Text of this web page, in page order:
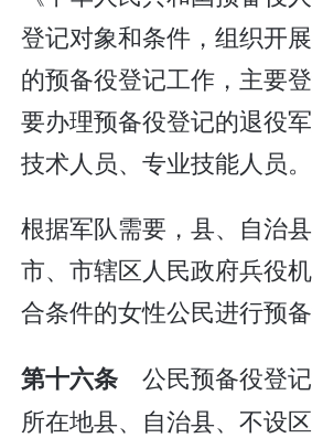
登记对象和条件，组织开
的预备役登记工作，主要
要办理预备役登记的退役
技术人员、专业技能人员。
根据军队需要，县、自治
市、市辖区人民政府兵役
合条件的女性公民进行预备
第十六条公民预备役登
所在地县、自治县、不设